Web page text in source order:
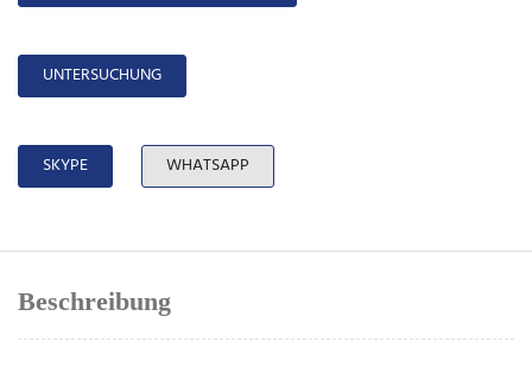
UNTERSUCHUNG
SKYPE WHATSAPP
Beschreibung